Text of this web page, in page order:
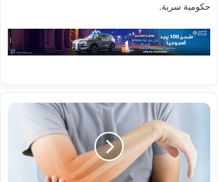
حكومية سرية.
العظام
كالسيوم..
نحافظ